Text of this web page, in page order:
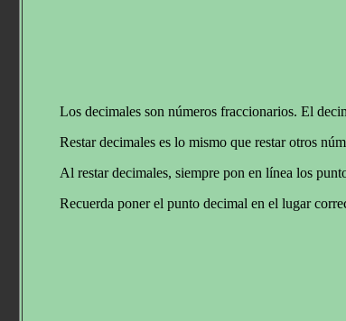
Los decimales son números fraccionarios. El
Restar decimales es lo mismo que restar otros
Al restar decimales, siempre pon en línea los
Recuerda poner el punto decimal en el lugar